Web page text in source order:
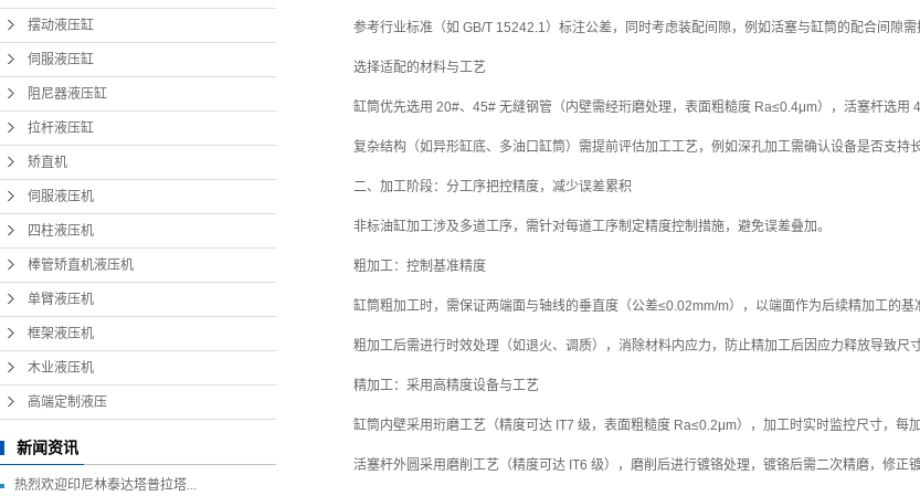
木业液压机
压
摆动液压缸
伺服液压缸
阻尼器液压缸
拉杆液压缸
矫直机
伺服液压机
四柱液压机
棒管矫直机液压机
单臂液压机
框架液压机
木业液压机
高端定制液压
新闻资讯
热烈欢迎印尼林泰达塔普拉塔...
参考行业标准（如 GB/T 15242.1）标注公差，同时考虑装配间隙，例如活塞与缸筒的配合间隙
选择适配的材料与工艺
缸筒优先选用 20#、45# 无缝钢管（内壁需经珩磨处理，表面粗糙度 Ra≤0.4μm），活塞杆选用
复杂结构（如异形缸底、多油口缸筒）需提前评估加工工艺，例如深孔加工需确认设备是否支持
二、加工阶段：分工序把控精度，减少误差累积
非标油缸加工涉及多道工序，需针对每道工序制定精度控制措施，避免误差叠加。
粗加工：控制基准精度
缸筒粗加工时，需保证两端面与轴线的垂直度（公差≤0.02mm/m），以端面作为后续精加工的
粗加工后需进行时效处理（如退火、调质），消除材料内应力，防止精加工后因应力释放导致尺寸
精加工：采用高精度设备与工艺
缸筒内壁采用珩磨工艺（精度可达 IT7 级，表面粗糙度 Ra≤0.2μm），加工时实时监控尺寸，每
活塞杆外圆采用磨削工艺（精度可达 IT6 级），磨削后进行镀铬处理，镀铬后需二次精磨，修正